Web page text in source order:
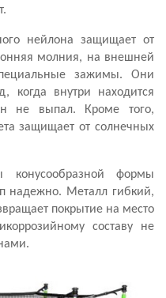
нейлона защищает от
молния, на внешней
зажимы. Они
когда внутри находится
не выпал. Кроме того,
защищает от солнечных
конусообразной формы
надежно. Металл гибкий,
покрытие на место
составу не